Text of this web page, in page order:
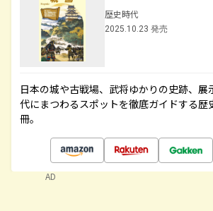
歴史時代
2025.10.23 発売
日本の城や古戦場、武将ゆかりの史跡、展
代にまつわるスポットを徹底ガイドする歴
冊。
AD